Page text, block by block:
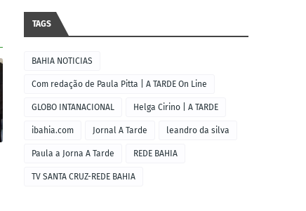
TAGS
BAHIA NOTICIAS
Com redação de Paula Pitta | A TARDE On Line
GLOBO INTANACIONAL Helga Cirino | A TARDE
ibahia.com Jornal A Tarde leandro da silva
Paula a Jorna A Tarde REDE BAHIA
TV SANTA CRUZ-REDE BAHIA